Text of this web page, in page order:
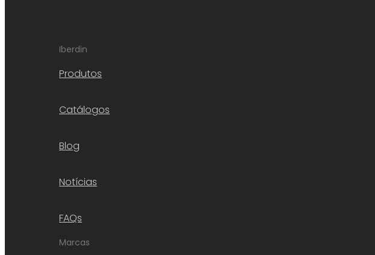
Iberdin
Produtos
Catálogos
Blog
Notícias
FAQs
Marcas